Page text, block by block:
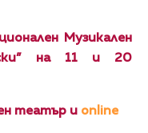
Музикален
на 11 и 20
театър и online